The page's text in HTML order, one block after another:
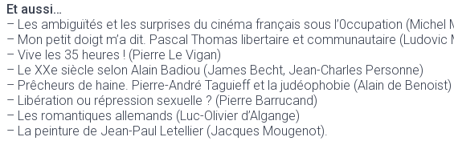
Et aussi…
– Les ambiguïtés et les surprises du cinéma français sous l’0ccupation (Michel
– Mon petit doigt m’a dit. Pascal Thomas libertaire et communautaire (Ludovic
– Vive les 35 heures ! (Pierre Le Vigan)
– Le XXe siècle selon Alain Badiou (James Becht, Jean-Charles Personne)
– Prêcheurs de haine. Pierre-André Taguieff et la judéophobie (Alain de Benoist)
– Libération ou répression sexuelle ? (Pierre Barrucand)
– Les romantiques allemands (Luc-Olivier d’Algange)
– La peinture de Jean-Paul Letellier (Jacques Mougenot).